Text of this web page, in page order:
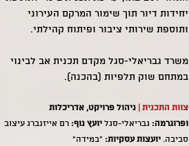
יחידות דיור תוך שימור המרקם העירוני
ותוספת שירותי ציבור ופיתוח קהילתי.
משרד גבריאלי-סגל מקדם תכנית אב לבינוי
במתחם שוק תלפיות (בהכנה).
צוות התכנית | ניהול פרויקט, אדריכלות
ופרוגרמה: גבריאלי-סגל יועץ נוף: רם אייזנברג עיצוב
סביבה. יועצות עסקיות: "במידה"